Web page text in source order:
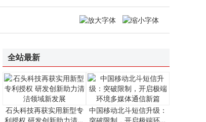
万卡AI集群：算力变革下数据中心建设逻辑、系统瓶颈与交付模式之变
荣旭传媒技术破局：以专业方案化解直播痛点，成就高性价比之选
Viwoods发布AiPaper Reader电纸书：6.13英寸墨水屏搭载AI阅读互动功能
全站最新
石头科技再获实用新型专
中国移动北斗短信升级：